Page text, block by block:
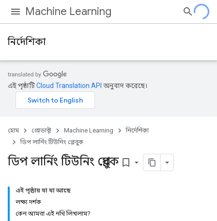
Machine Learning
নির্দেশিকা
এই পৃষ্ঠাটিCloud Translation API অনুবাদ করেছে।
হোম প্রোডাক্ট Machine Learning
নির্দেশিকা
ডিপ লার্নিং টিউনিং প্লেবুক
ডিপ লার্নিং টিউনিং প্লেবুক bookmark_border
এই পৃষ্ঠায় যা যা আছে
লক্ষ্য দর্শক
কেন আমরা এই নথি লিখলাম?